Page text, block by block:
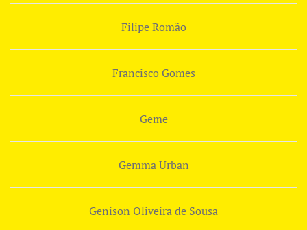
Filipe Romão
Francisco Gomes
Geme
Gemma Urban
Genison Oliveira de Sousa